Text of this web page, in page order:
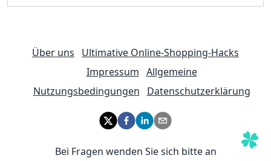
Über uns
Ultimative Online-Shopping-Hacks
Impressum Allgemeine
Nutzungsbedingungen
Datenschutzerklärung
Bei Fragen wenden Sie sich bitte an